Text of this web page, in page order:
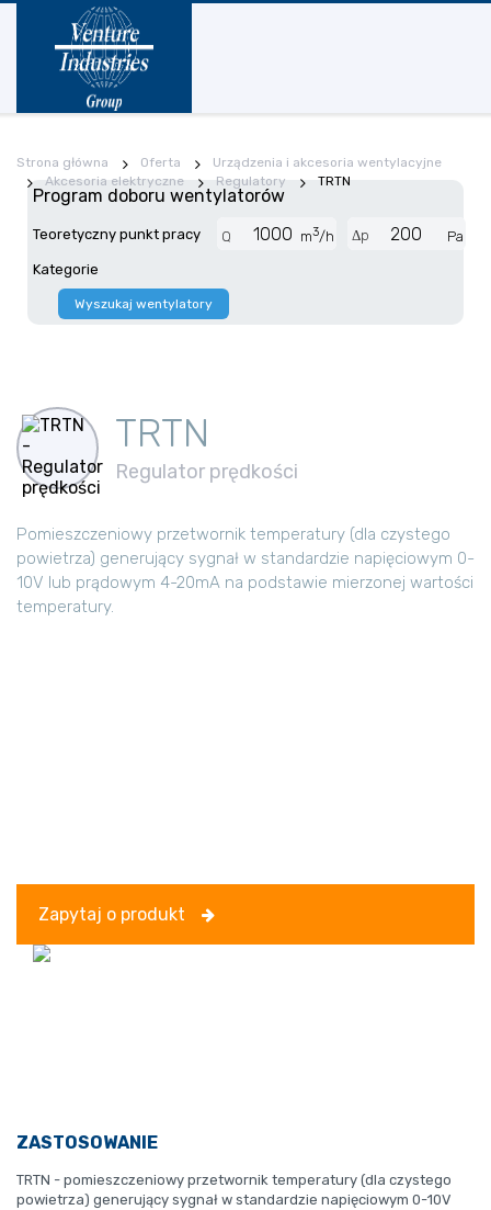
Strona główna Oferta
Urządzenia i akcesoria wentylacyjne
Akcesoria elektryczne
Regulatory TRTN
Program doboru wentylatorów
Teoretyczny punkt pracy Q m3/h Δp
Pa
Kategorie
Wyszukaj wentylatory
TRTN
Regulator prędkości
Pomieszczeniowy przetwornik temperatury (dla czystego
powietrza) generujący sygnał w standardzie napięciowym 0-
10V lub prądowym 4-20mA na podstawie mierzonej wartości
temperatury.
Zapytaj o produkt
ZASTOSOWANIE
TRTN - pomieszczeniowy przetwornik temperatury (dla czystego
powietrza) generujący sygnał w standardzie napięciowym 0-10V